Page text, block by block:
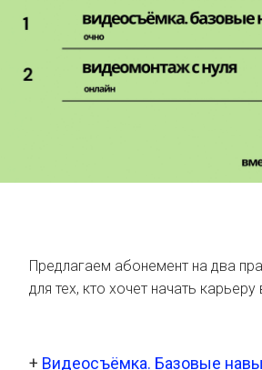
Предлагаем абонемент на два
для тех, кто хочет начать
+ Видеосъёмка. Базовые